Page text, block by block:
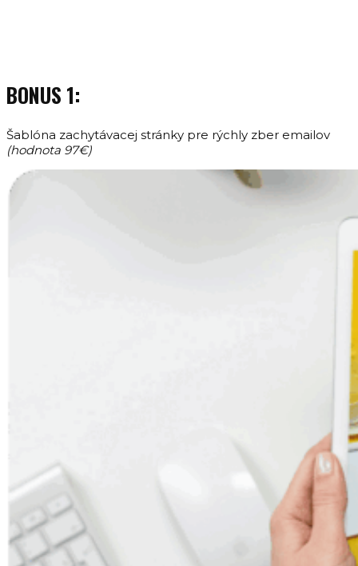
BONUS 1:
Šablóna zachytávacej stránky pre rýchly zber emailov
(hodnota 97€)